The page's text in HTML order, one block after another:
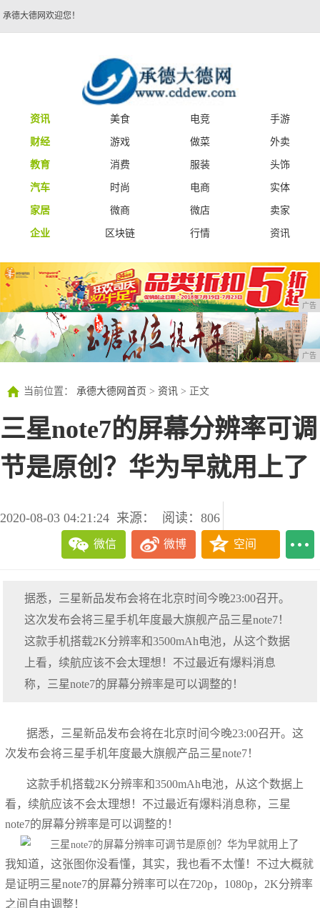
承德大德网欢迎您！
资讯 美食 电竞
手游
财经
游戏 做菜
外卖
教育
消费 服装
头饰
汽车
时尚 电商
实体
家居
微商 微店
卖家
企业
区块链 行情 资讯
广告
广告
当前位置： 承德大德网首页 > 资讯 > 正文
三星note7的屏幕分辨率可调
节是原创？华为早就用上了
2020-08-03 04:21:24 来源： 阅读：806
微信 微博 空间
据悉，三星新品发布会将在北京时间今晚23:00召开。
这次发布会将三星手机年度最大旗舰产品三星note7！
这款手机搭载2K分辨率和3500mAh电池，从这个数据
上看，续航应该不会太理想！不过最近有爆料消息
称，三星note7的屏幕分辨率是可以调整的！
据悉，三星新品发布会将在北京时间今晚23:00召开。这
次发布会将三星手机年度最大旗舰产品三星note7！
这款手机搭载2K分辨率和3500mAh电池，从这个数据上
看，续航应该不会太理想！不过最近有爆料消息称，三星
note7的屏幕分辨率是可以调整的！
我知道，这张图你没看懂，其实，我也看不太懂！不过大概就
是证明三星note7的屏幕分辨率可以在720p，1080p，2K分辨率
之间自由调整！